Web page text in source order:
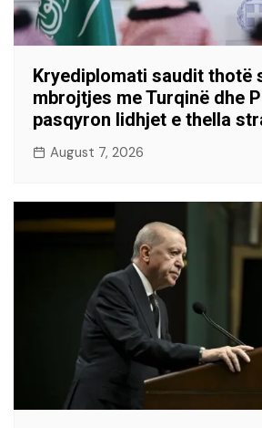
Kryediplomati saudit thotë
mbrojtjes me Turqinë dhe
pasqyron lidhjet e thella
August 7, 2026